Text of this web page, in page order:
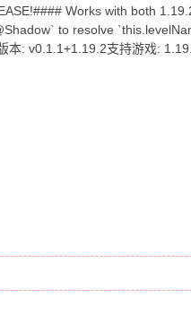
Works with both
to resolve
: v0.1.1+1.19.2支持游戏: